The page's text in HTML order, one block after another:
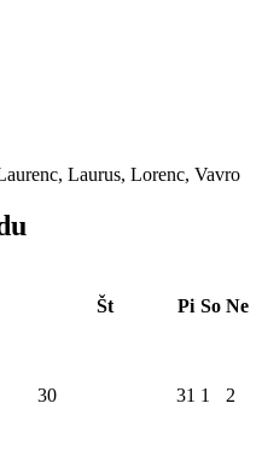
Laurus, Lorenc, Vavro
Št Pi So Ne
30 31 1 2